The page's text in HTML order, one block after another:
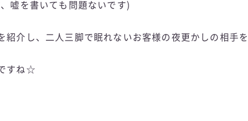
嘘を書いても問題ないです)
紹介し、二人三脚で眠れないお客様の夜更かしの相手を
すね☆